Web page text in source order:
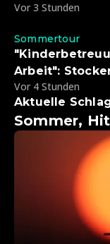
Vor 3 Stunden
Sommertour
Arbeit":
Vor 4 Stunden
Aktuelle
Sommer,